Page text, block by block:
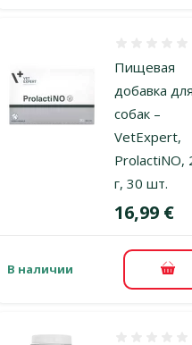
Пищевая
добавка
собак –
VetExpert,
ProlactiNO,
г, 30 шт.
Цена
16,99 €
В наличии В